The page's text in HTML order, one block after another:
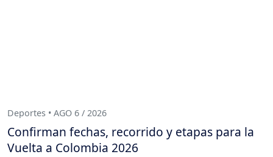
Deportes • AGO 6 / 2026
Confirman fechas, recorrido y etapas para la
Vuelta a Colombia 2026